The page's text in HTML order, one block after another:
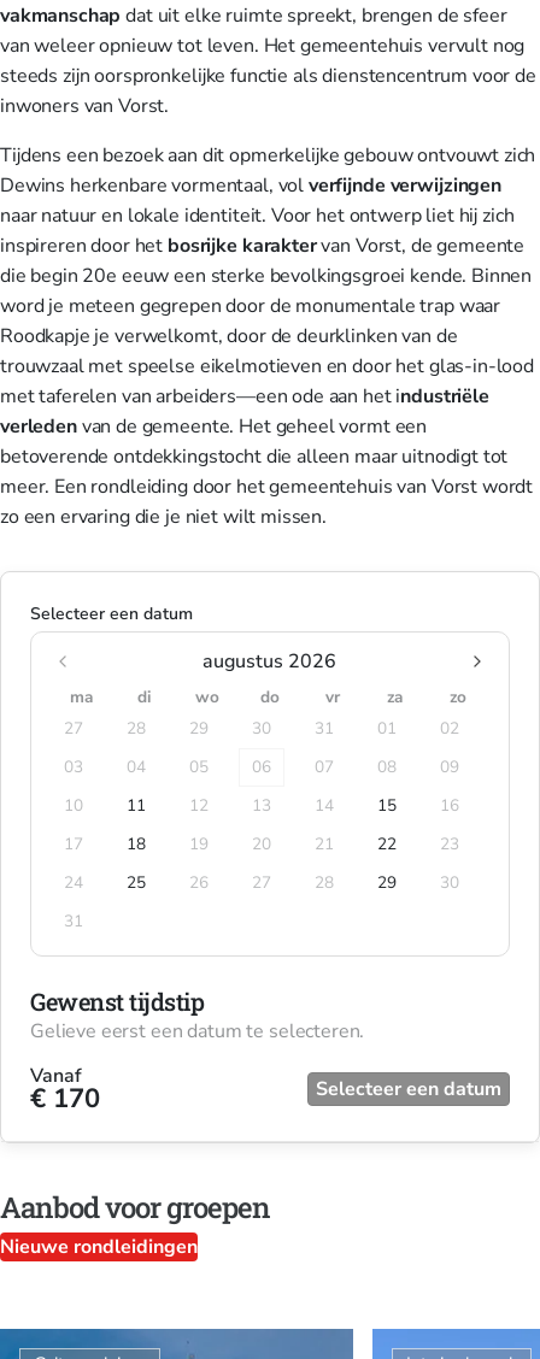
vakmanschap dat uit elke ruimte spreekt, brengen de sfeer
van weleer opnieuw tot leven. Het gemeentehuis vervult nog
steeds zijn oorspronkelijke functie als dienstencentrum voor de
inwoners van Vorst.
Tijdens een bezoek aan dit opmerkelijke gebouw ontvouwt zich
Dewins herkenbare vormentaal, volverfijnde verwijzingen
naar natuur en lokale identiteit. Voor het ontwerp liet hij zich
inspireren door het bosrijke karaktervan Vorst, de gemeente
die begin 20e eeuw een sterke bevolkingsgroei kende. Binnen
word je meteen gegrepen door de monumentale trap waar
Roodkapje je verwelkomt, door de deurklinken van de
trouwzaal met speelse eikelmotieven en door het glas-in-lood
met taferelen van arbeiders—een ode aan het industriële
verledenvan de gemeente. Het geheel vormt een
betoverende ontdekkingstocht die alleen maar uitnodigt tot
meer. Een rondleiding door het gemeentehuis van Vorst wordt
zo een ervaring die je niet wilt missen.
Selecteer een datum
augustus 2026
ma di wo do vr za
zo
27
28 29 30 31 01
02
03
04 05 06 07 08
09
10
11 12 13 14 15
16
17
18 19 20 21 22
23
24
25 26 27 28 29
30
31
Gewenst tijdstip
Gelieve eerst een datum te selecteren.
Vanaf
€ 170 Selecteer een datum
Aanbod voor groepen
Nieuwe rondleidingen